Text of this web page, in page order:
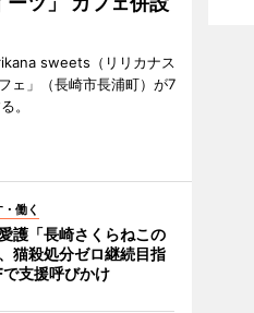
sweets（リリカナス
ェ」（長崎市長浦町）が7
。
働く
護「長崎さくらねこの
猫殺処分ゼロ継続目指
で支援呼びかけ